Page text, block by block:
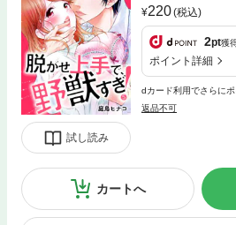
試し読み
220(税込)
2pt獲
ポイント詳細
dカード利用でさらに
返品不可
カートへ